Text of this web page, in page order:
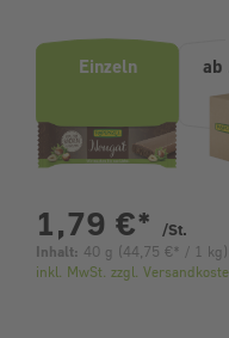
Einzeln ab
1,79 €* /St.
Inhalt: 40 g ( 44,75 € * / 1 kg)
inkl. MwSt. zzgl.